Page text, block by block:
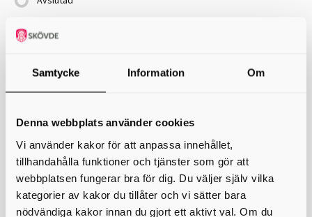
Samtycke Information Om
Denna webbplats använder cookies
Vi använder kakor för att anpassa innehållet,
tillhandahålla funktioner och tjänster som gör att
webbplatsen fungerar bra för dig. Du väljer själv vilka
kategorier av kakor du tillåter och vi sätter bara
nödvändiga kakor innan du gjort ett aktivt val. Om du
Plug Innan riktar sig till skolor i Västra Götaland med
elever årskurs 5–9. Det övergripande syftet är att fler unga
i Västra Götaland ska fullfölja sina grundskolestudier med
betyg som ger behörighet till gymnasieskolans nationella
program.
Det här ska åstadkommas genom att de medverkande